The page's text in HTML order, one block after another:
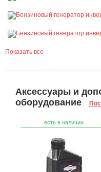
Показать все
Аксессуары и
оборудование
есть в наличии